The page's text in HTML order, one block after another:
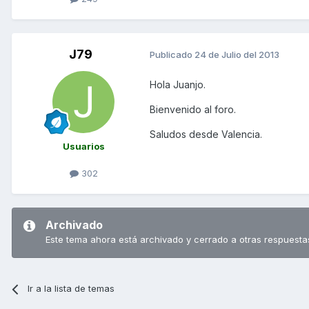
J79
Usuarios
302
Publicado 24 de Julio del 2013
Hola Juanjo.
Bienvenido al foro.
Saludos desde Valencia.
Archivado
Este tema ahora está archivado y cerrado a otras
Ir a la lista de temas